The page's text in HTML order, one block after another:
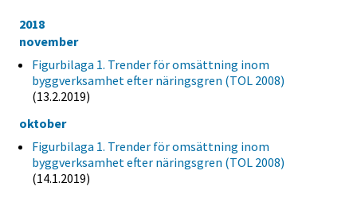
2018
november
Figurbilaga 1. Trender för omsättning inom
byggverksamhet efter näringsgren (TOL 2008)
(13.2.2019)
oktober
Figurbilaga 1. Trender för omsättning inom
byggverksamhet efter näringsgren (TOL 2008)
(14.1.2019)